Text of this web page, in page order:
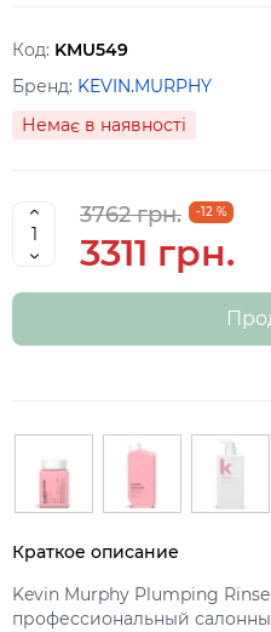
Код: KMU549
Бренд: KEVIN.MURPHY
Немає в наявності
3762 грн. -12 %
3311 грн.
Краткое описание
Kevin Murphy Plumping
профессиональный